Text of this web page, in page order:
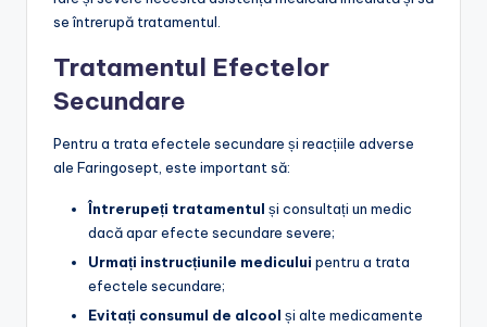
se întrerupă tratamentul.
Tratamentul Efectelor
Secundare
Pentru a trata efectele secundare și reacțiile adverse
ale Faringosept, este important să:
Întrerupeți tratamentul și consultați un medic
dacă apar efecte secundare severe;
Urmați instrucțiunile medicului pentru a trata
efectele secundare;
Evitați consumul de alcool și alte medicamente